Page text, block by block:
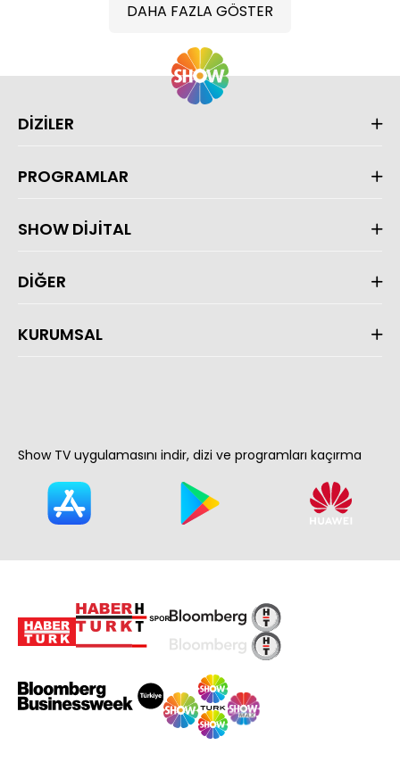
DAHA FAZLA GÖSTER
DİZİLER
PROGRAMLAR
SHOW DİJİTAL
DİĞER
KURUMSAL
Show TV uygulamasını indir, dizi ve programları kaçırma